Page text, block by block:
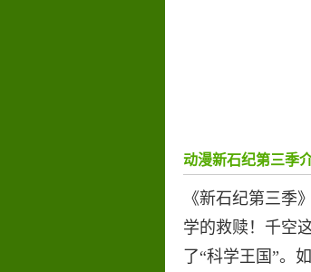
动漫新石纪第三季
《新石纪第三季
学的救赎！千空
了“科学王国”。